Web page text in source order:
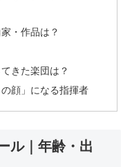
・作品は？
きた楽団は？
顔」になる指揮者
ル｜年齢・出